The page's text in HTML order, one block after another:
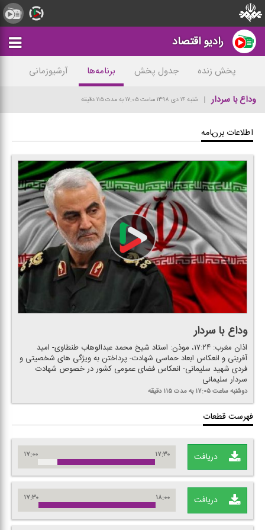
رادیو اقتصاد
پخش زنده جدول پخش برنامه‌ها
آرشیوزمانی
وداع با سردار
شنبه ۱۴ دی ۱۳۹۸ ساعت ۱۷:۰۵ به مدت ۱۱۵ دقیقه
اطلاعات برنامه
وداع با سردار
اذان مغرب: ۱۷:۲۴، موذن: استاد شیخ محمد عبدالوهاب طنطاوی- امید
آفرینی و انعكاس ابعاد حماسی شهادت- پرداختن به ویژگی های شخصیتی و
فردی شهید سلیمانی- انعكاس فضای عمومی كشور در خصوص شهادت
سردار سلیمانی
دوشنبهساعت ۱۷:۰۵ به مدت ۱۱۵ دقیقه
فهرست قطعات
دریافت ۱۷:۰۰ ۱۷:۳۰
دریافت ۱۷:۳۰ ۱۸:۰۰